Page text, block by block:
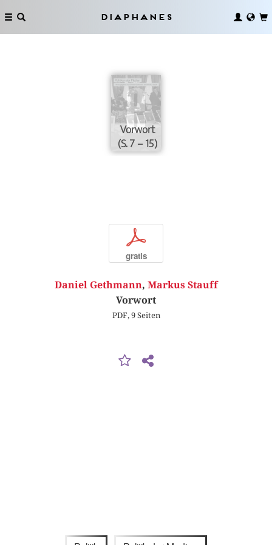
Diaphanes
Vorwort
(S. 7 – 15)
p
gratis
Daniel Gethmann, Markus Stauff
Vorwort
PDF, 9 Seiten